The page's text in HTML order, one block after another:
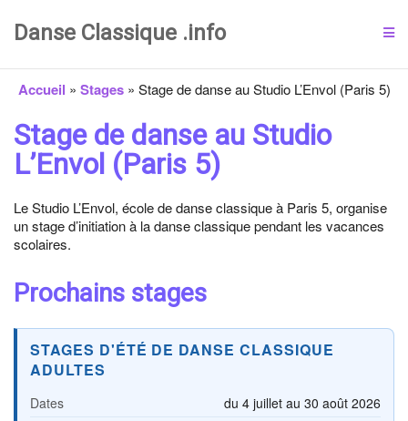
Danse Classique .info
Accueil » Stages» Stage de danse au Studio L’Envol (Paris 5)
Stage de danse au Studio
L’Envol (Paris 5)
Le Studio L’Envol, école de danse classique à Paris 5, organise
un stage d’initiation à la danse classique pendant les vacances
scolaires.
Prochains stages
STAGES D'ÉTÉ DE DANSE CLASSIQUE
ADULTES
Dates
du 4 juillet au 30 août 2026